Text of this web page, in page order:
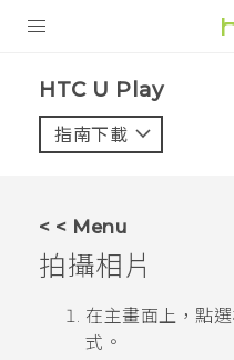
VIVE
HTC U Play‎
指南下載
< < Menu
拍攝相片
在主畫面上，點
式。